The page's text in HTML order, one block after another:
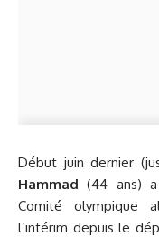
Début juin dernier
Hammad (44 ans)
Comité olympique
l’intérim depuis le